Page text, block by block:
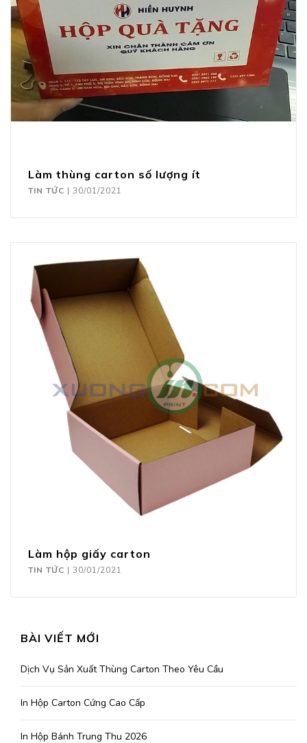
Làm thùng carton số lượng ít
TIN TỨC | 30/01/2021
Làm hộp giấy carton
TIN TỨC | 30/01/2021
BÀI VIẾT MỚI
Dịch Vụ Sản Xuất Thùng Carton Theo Yêu Cầu
In Hộp Carton Cứng Cao Cấp
In Hộp Bánh Trung Thu 2026